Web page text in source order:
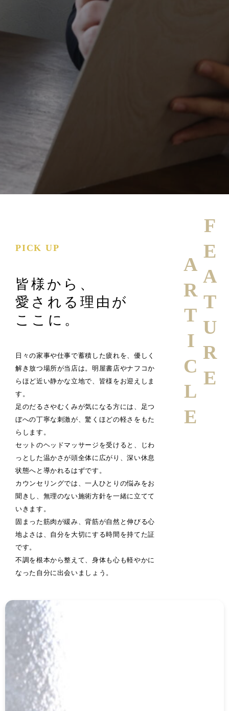
PICK UP
皆様から、
愛される理由が
ここに。
日々の家事や仕事で蓄積した疲れを、優しく
解き放つ場所が当店は。明屋書店やナフコか
らほど近い静かな立地で、皆様をお迎えしま
す。
足のだるさやむくみが気になる方には、足つ
ぼへの丁寧な刺激が、驚くほどの軽さをもた
らします。
セットのヘッドマッサージを受けると、じわ
っとした温かさが頭全体に広がり、深い休息
状態へと導かれるはずです。
カウンセリングでは、一人ひとりの悩みをお
聞きし、無理のない施術方針を一緒に立てて
いきます。
固まった筋肉が緩み、背筋が自然と伸びる心
地よさは、自分を大切にする時間を持てた証
です。
不調を根本から整えて、身体も心も軽やかに
なった自分に出会いましょう。
FEATURE
ARTICLE